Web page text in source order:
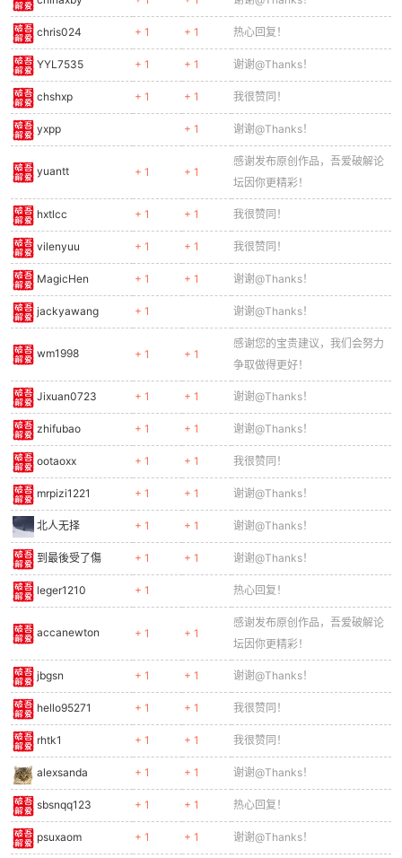
chris024 + 1 + 1 热心回复！
YYL7535 + 1 + 1 谢谢@Thanks！
chshxp + 1 + 1 我很赞同！
yxpp + 1 谢谢@Thanks！
yuantt + 1 + 1
感谢发布原创作品，吾爱破解论
坛因你更精彩！
hxtlcc + 1 + 1 我很赞同！
vilenyuu + 1 + 1 我很赞同！
MagicHen + 1 + 1 谢谢@Thanks！
jackyawang + 1 谢谢@Thanks！
wm1998 + 1 + 1
感谢您的宝贵建议，我们会努力
争取做得更好！
Jixuan0723 + 1 + 1 谢谢@Thanks！
zhifubao + 1 + 1 谢谢@Thanks！
ootaoxx + 1 + 1 我很赞同！
mrpizi1221 + 1 + 1 谢谢@Thanks！
北人无择 + 1 + 1 谢谢@Thanks！
到最後受了傷 + 1 + 1 谢谢@Thanks！
leger1210 + 1 热心回复！
accanewton + 1 + 1
感谢发布原创作品，吾爱破解论
坛因你更精彩！
jbgsn + 1 + 1 谢谢@Thanks！
hello95271 + 1 + 1 我很赞同！
rhtk1 + 1 + 1 我很赞同！
alexsanda + 1 + 1 谢谢@Thanks！
sbsnqq123 + 1 + 1 热心回复！
psuxaom + 1 + 1 谢谢@Thanks！